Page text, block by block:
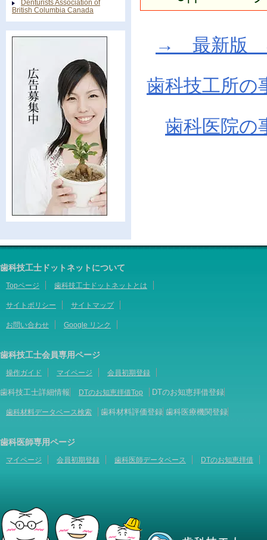
→ 最新版
歯科技工所の
歯科医院の
Denturists Association of
British Columbia Canada
歯科技工士ドットネットについて
Topページ 歯科技工士ドットネットとは
サイトポリシー サイトマップ
お問い合わせ Google リンク
歯科技工士会員専用ページ
操作ガイド マイページ 会員初期登録
歯科技工士詳細情報 DTのお知恵拝借Top DTのお知恵拝借登録
歯科材料データベース検索 歯科材料評価登録 歯科医療機関登録
歯科医師専用ページ
マイページ 会員初期登録 歯科医師データベース DTのお知恵拝借